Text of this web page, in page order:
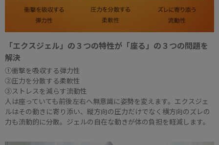
「エクスジェル」の３つの特性が「座る」の３つの問題を
解決
①衝撃を吸収する弾力性
②圧力を分散する柔軟性
③ストレスを減らす流動性
人は座っていても前後左右へ無意識に姿勢を変えます。エクスジェ
ルはその動きに寄り添い、縦方向の圧力だけでなく横方向のズレの
力も流動的に分散。ジェルの自在な動きが体の負担を軽減します。